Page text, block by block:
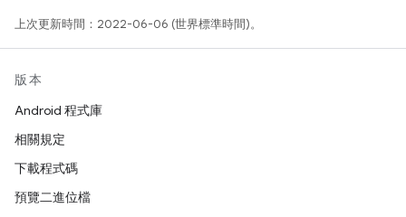
上次更新時間：2022-06-06 (世界標準時間)。
版本
Android 程式庫
相關規定
下載程式碼
預覽二進位檔